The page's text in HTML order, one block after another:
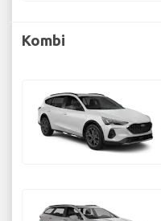
Kombi